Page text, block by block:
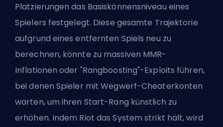
Platzierungen das Basiskönnensniveau eines
Spielers festgelegt. Diese gesamte Trajektorie
aufgrund eines entfernten Spiels neu zu
berechnen, könnte zu massiven MMR-
Inflationen oder "Rangboosting"-Exploits führen,
bei denen Spieler mit Wegwerf-Cheaterkonten
warten, um ihren Start-Rang künstlich zu
erhöhen. Indem Riot das System strikt hält, wird